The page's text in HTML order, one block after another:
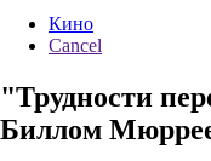
Кино
Cancel
"Трудности
Биллом